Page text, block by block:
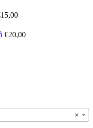
15,00
€20,00
×